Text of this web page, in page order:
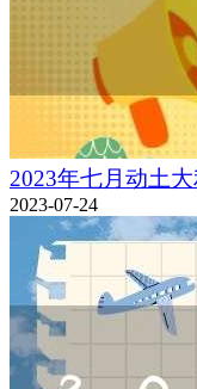
2023年七月动土
2023-07-24